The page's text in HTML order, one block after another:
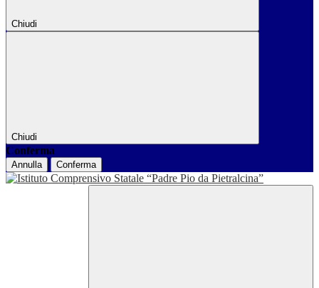
Chiudi
Chiudi
Conferma
Annulla Conferma